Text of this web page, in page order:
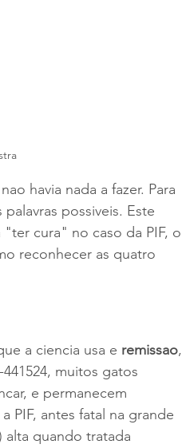
havia nada a fazer. Para
possiveis. Este
cura" no caso da PIF, o
reconhecer as quatro
a ciencia usa e remissao,
muitos gatos
e permanecem
PIF, antes fatal na grande
alta quando tratada